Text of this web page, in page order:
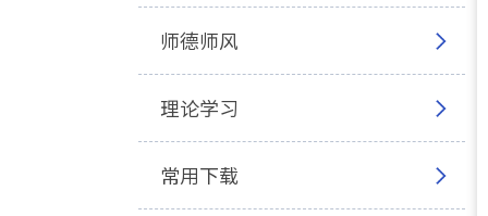
师德师风
理论学习
常用下载